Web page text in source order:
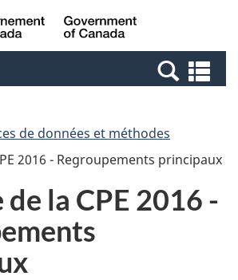
Passer
au
Passer
à
Canada
et
de données et méthodes
2016 - Regroupements principaux
la CPE 2016 -